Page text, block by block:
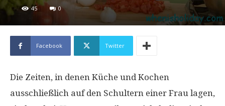
45 0
Facebook Twitter
Die Zeiten, in denen Küche und Kochen
ausschließlich auf den Schultern einer Frau lagen,